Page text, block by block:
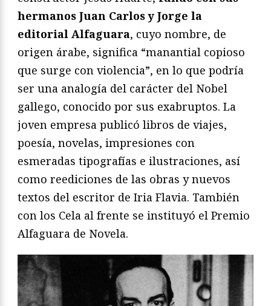
hermanos Juan Carlos y Jorge la
editorial Alfaguara, cuyo nombre, de
origen árabe, significa “manantial copioso
que surge con violencia”, en lo que podría
ser una analogía del carácter del Nobel
gallego, conocido por sus exabruptos. La
joven empresa publicó libros de viajes,
poesía, novelas, impresiones con
esmeradas tipografías e ilustraciones, así
como reediciones de las obras y nuevos
textos del escritor de Iria Flavia. También
con los Cela al frente se instituyó el Premio
Alfaguara de Novela.